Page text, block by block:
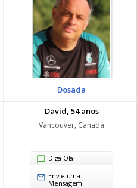
Dosada
David, 54 anos
Vancouver, Canadá
Diga Olá
Envie uma
Mensagem